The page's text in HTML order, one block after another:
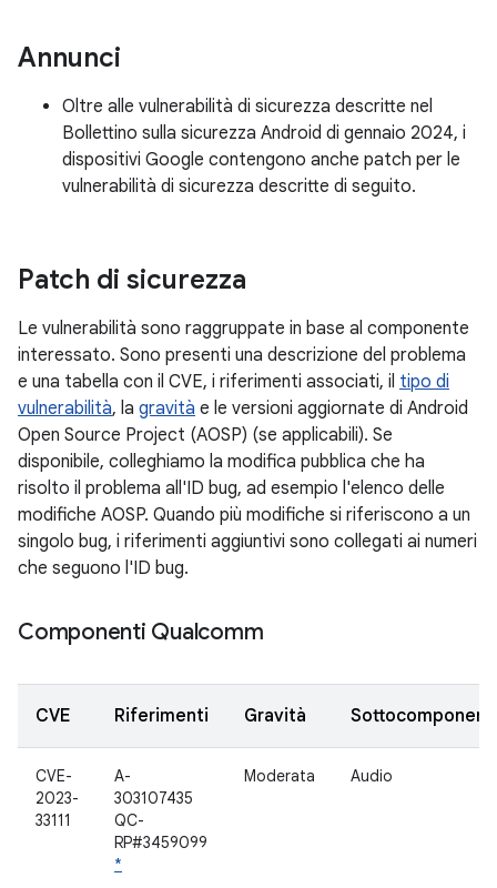
Annunci
Oltre alle vulnerabilità di sicurezza descritte nel
Bollettino sulla sicurezza Android di gennaio 2024, i
dispositivi Google contengono anche patch per le
vulnerabilità di sicurezza descritte di seguito.
Patch di sicurezza
Le vulnerabilità sono raggruppate in base al componente
interessato. Sono presenti una descrizione del problema
e una tabella con il CVE, i riferimenti associati, il tipo di
vulnerabilità, la gravità e le versioni aggiornate di Android
Open Source Project (AOSP) (se applicabili). Se
disponibile, colleghiamo la modifica pubblica che ha
risolto il problema all'ID bug, ad esempio l'elenco delle
modifiche AOSP. Quando più modifiche si riferiscono a un
singolo bug, i riferimenti aggiuntivi sono collegati ai numeri
che seguono l'ID bug.
Componenti Qualcomm
CVE Riferimenti Gravità
CVE-
2023-
33111
A-
303107435
QC-
RP#3459099
*
Moderata Audio